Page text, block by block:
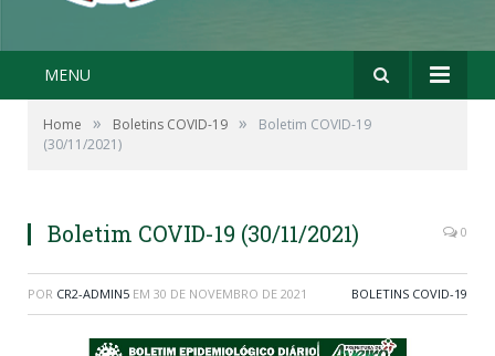
MENU
Home » Boletins COVID-19 »
Boletim COVID-19
(30/11/2021)
Boletim COVID-19 (30/11/2021) 0
POR CR2-ADMIN5 EM 30 DE NOVEMBRO DE 2021 BOLETINS COVID-19